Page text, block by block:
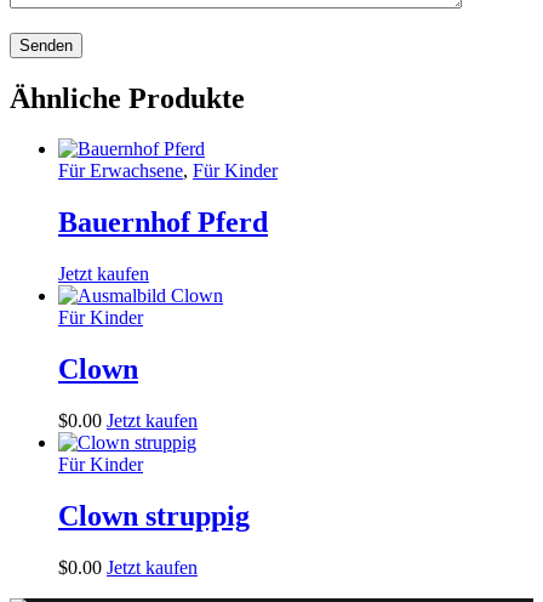
Ähnliche Produkte
Für Erwachsene, Für Kinder
Bauernhof Pferd
Jetzt kaufen
Für Kinder
Clown
$0.00 Jetzt kaufen
Für Kinder
Clown struppig
$0.00 Jetzt kaufen